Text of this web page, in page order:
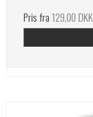
Pris fra129,00 DKK